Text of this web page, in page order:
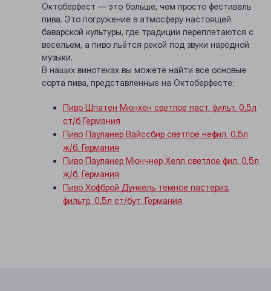
Октоберфест — это больше, чем просто фестиваль
пива. Это погружение в атмосферу настоящей
баварской культуры, где традиции переплетаются с
весельем, а пиво льётся рекой под звуки народной
музыки.
В наших винотеках вы можете найти все основые
сорта пива, представленные на Октоберфесте:
Пиво Шпатен Мюнхен светлое паст. фильт. 0,5л
ст/б Германия
Пиво Пауланер Вайссбир светлое нефил. 0,5л
ж/б. Германия
Пиво Пауланер Мюнчнер Хелл светлое фил. 0,5л
ж/б. Германия
Пиво Хофброй Дункель темное пастериз.
фильтр. 0,5л ст/бут. Германия